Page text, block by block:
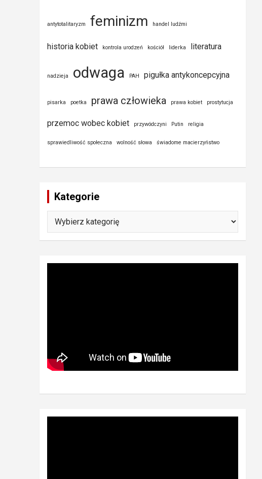
antytotalitaryzm feminizm handel ludźmi
historia kobiet kontrola urodzeń kościół liderka literatura
nadzieja odwaga PAH pigułka antykoncepcyjna
pisarka poetka prawa człowieka prawa kobiet prostytucja
przemoc wobec kobiet przywódczyni Putin religia
sprawiedliwość społeczna wolność słowa świadome macierzyństwo
Kategorie